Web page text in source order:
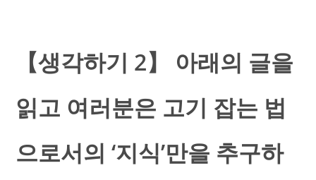
【생각하기 2】 아래의 글을
읽고 여러분은 고기 잡는 법
으로서의 ‘지식’만을 추구하